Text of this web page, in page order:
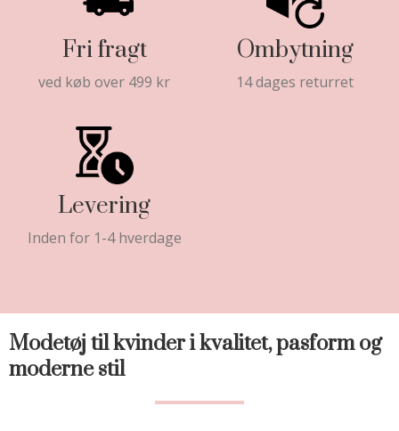
Fri fragt
ved køb over 499 kr
Ombytning
14 dages returret
Levering
Inden for 1-4 hverdage
Modetøj til kvinder i kvalitet, pasform og
moderne stil